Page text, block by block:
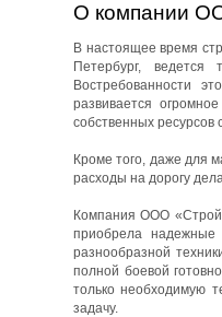
О компании
В настоящее время
Петербург,
Востребованности
развивается
собственных ресурсов
Кроме того, даже для
расходы на дорогу
Компания ООО
приобрела надежные
разнообразной
полной боевой
только необходимую
задачу.